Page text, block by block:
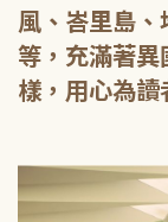
風、峇里島
等，充滿著異
樣，用心為讀